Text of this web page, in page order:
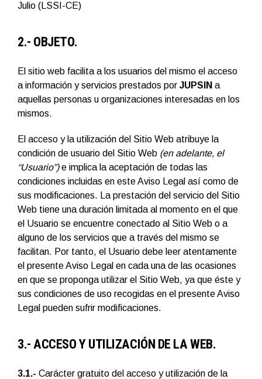
Julio (LSSI-CE)
2.- OBJETO.
El sitio web facilita a los usuarios del mismo el acceso
a información y servicios prestados por JUPSIN a
aquellas personas u organizaciones interesadas en los
mismos.
El acceso y la utilización del Sitio Web atribuye la
condición de usuario del Sitio Web (en adelante, el
“Usuario”)e implica la aceptación de todas las
condiciones incluidas en este Aviso Legal así como de
sus modificaciones. La prestación del servicio del Sitio
Web tiene una duración limitada al momento en el que
el Usuario se encuentre conectado al Sitio Web o a
alguno de los servicios que a través del mismo se
facilitan. Por tanto, el Usuario debe leer atentamente
el presente Aviso Legal en cada una de las ocasiones
en que se proponga utilizar el Sitio Web, ya que éste y
sus condiciones de uso recogidas en el presente Aviso
Legal pueden sufrir modificaciones.
3.- ACCESO Y UTILIZACIÓN DE LA WEB.
3.1.- Carácter gratuito del acceso y utilización de la